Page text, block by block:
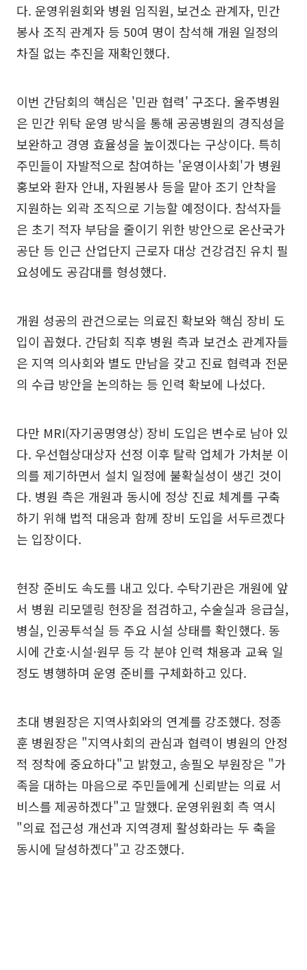
다. 운영위원회와 병원 임직원, 보건소 관계자, 민간
봉사 조직 관계자 등 50여 명이 참석해 개원 일정의
차질 없는 추진을 재확인했다.
이번 간담회의 핵심은 '민관 협력' 구조다. 울주병원
은 민간 위탁 운영 방식을 통해 공공병원의 경직성을
보완하고 경영 효율성을 높이겠다는 구상이다. 특히
주민들이 자발적으로 참여하는 '운영이사회'가 병원
홍보와 환자 안내, 자원봉사 등을 맡아 조기 안착을
지원하는 외곽 조직으로 기능할 예정이다. 참석자들
은 초기 적자 부담을 줄이기 위한 방안으로 온산국가
공단 등 인근 산업단지 근로자 대상 건강검진 유치 필
요성에도 공감대를 형성했다.
개원 성공의 관건으로는 의료진 확보와 핵심 장비 도
입이 꼽혔다. 간담회 직후 병원 측과 보건소 관계자들
은 지역 의사회와 별도 만남을 갖고 진료 협력과 전문
의 수급 방안을 논의하는 등 인력 확보에 나섰다.
다만 MRI(자기공명영상) 장비 도입은 변수로 남아 있
다. 우선협상대상자 선정 이후 탈락 업체가 가처분 이
의를 제기하면서 설치 일정에 불확실성이 생긴 것이
다. 병원 측은 개원과 동시에 정상 진료 체계를 구축
하기 위해 법적 대응과 함께 장비 도입을 서두르겠다
는 입장이다.
현장 준비도 속도를 내고 있다. 수탁기관은 개원에 앞
서 병원 리모델링 현장을 점검하고, 수술실과 응급실,
병실, 인공투석실 등 주요 시설 상태를 확인했다. 동
시에 간호·시설·원무 등 각 분야 인력 채용과 교육 일
정도 병행하며 운영 준비를 구체화하고 있다.
초대 병원장은 지역사회와의 연계를 강조했다. 정종
훈 병원장은 "지역사회의 관심과 협력이 병원의 안정
적 정착에 중요하다"고 밝혔고, 송필오 부원장은 "가
족을 대하는 마음으로 주민들에게 신뢰받는 의료 서
비스를 제공하겠다"고 말했다. 운영위원회 측 역시
"의료 접근성 개선과 지역경제 활성화라는 두 축을
동시에 달성하겠다"고 강조했다.